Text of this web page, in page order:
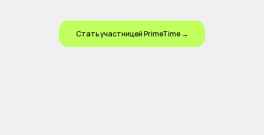
Стать участницей PrimeTime →